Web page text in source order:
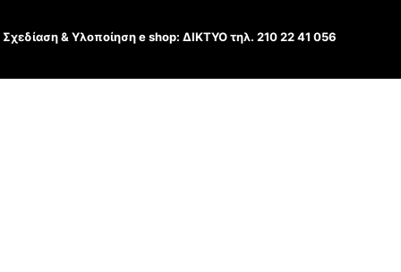
Σχεδίαση & Υλοποίηση e shop: ΔΙΚΤΥΟ τηλ. 210 22 41 056